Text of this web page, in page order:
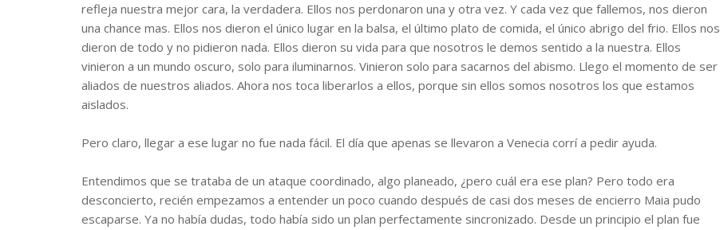
refleja nuestra mejor cara, la verdadera. Ellos nos perdonaron una y otra vez. Y cada vez que fallemos, nos dieron
una chance mas. Ellos nos dieron el único lugar en la balsa, el último plato de comida, el único abrigo del frio. Ellos nos
dieron de todo y no pidieron nada. Ellos dieron su vida para que nosotros le demos sentido a la nuestra. Ellos
vinieron a un mundo oscuro, solo para iluminarnos. Vinieron solo para sacarnos del abismo. Llego el momento de ser
aliados de nuestros aliados. Ahora nos toca liberarlos a ellos, porque sin ellos somos nosotros los que estamos
aislados.
Pero claro, llegar a ese lugar no fue nada fácil. El día que apenas se llevaron a Venecia corrí a pedir ayuda.
Entendimos que se trataba de un ataque coordinado, algo planeado, ¿pero cuál era ese plan? Pero todo era
desconcierto, recién empezamos a entender un poco cuando después de casi dos meses de encierro Maia pudo
escaparse. Ya no había dudas, todo había sido un plan perfectamente sincronizado. Desde un principio el plan fue